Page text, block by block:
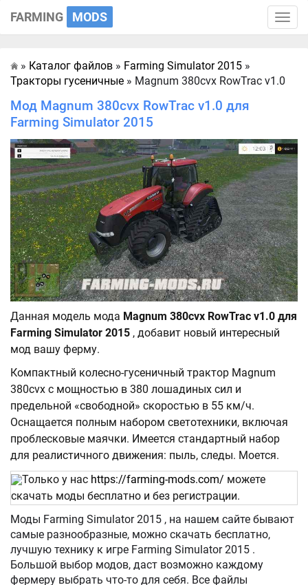
Toggle
FARMING MODS
Главная
» Каталог файлов » Farming Simulator 2015 »
Тракторы гусеничные » Magnum 380cvx RowTrac v1.0
Мод Magnum 380cvx RowTrac v1.0 для
Farming Simulator 2015
Данная модель мода Magnum 380cvx RowTrac v1.0 для
Farming Simulator 2015 , добавит новый интересный
мод вашу ферму.
Компактный колесно-гусеничный трактор Magnum
380cvx с мощностью в 380 лошадиных сил и
предельной «свободной» скоростью в 55 км/ч.
Оснащается полным набором светотехники, включая
проблесковые маячки. Имеется стандартный набор
для реалистичного движения: пыль, следы. Моется.
Только у нас https://farming-mods.com/ можете
скачать моды бесплатно и без регистрации.
Моды Farming Simulator 2015 , на нашем сайте бывают
самые разнообразные, можно скачать бесплатно,
лучшую технику к игре Farming Simulator 2015 .
Большой выбор модов, даст возможно каждому
фермеру выбрать что-то для себя. Все файлы